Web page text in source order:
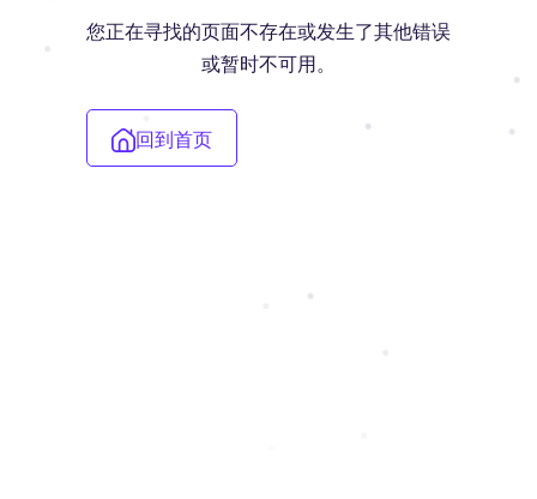
您正在寻找的页面不存在或发生了其他错误
或暂时不可用。
回到首页